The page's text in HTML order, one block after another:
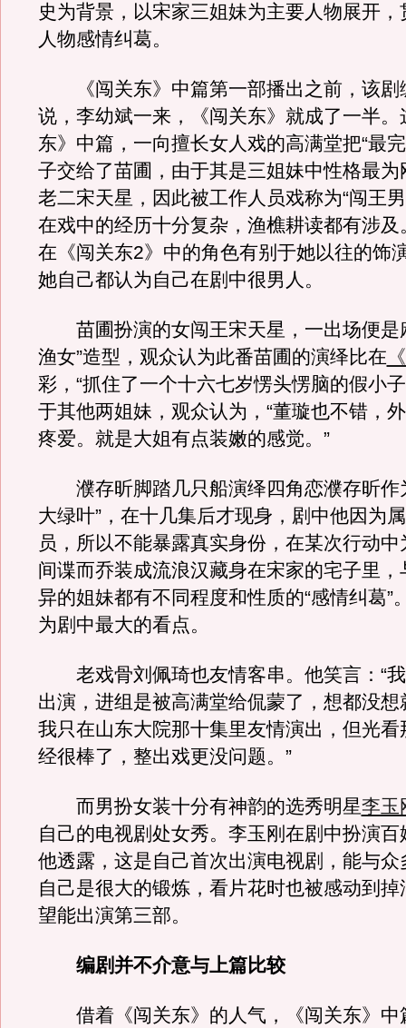
史为背景，以宋家三姐妹为主要人物展开
人物感情纠葛。
《闯关东》中篇第一部播出之前，该剧
说，李幼斌一来，《闯关东》就成了一半。
东》中篇，一向擅长女人戏的高满堂把“最
子交给了苗圃，由于其是三姐妹中性格最为
老二宋天星，因此被工作人员戏称为“闯王
在戏中的经历十分复杂，渔樵耕读都有涉及
在《闯关东2》中的角色有别于她以往的饰
她自己都认为自己在剧中很男人。
苗圃扮演的女闯王宋天星，一出场便是
渔女”造型，观众认为此番苗圃的演绎比在
彩，“抓住了一个十六七岁愣头愣脑的假小
于其他两姐妹，观众认为，“董璇也不错，
疼爱。就是大姐有点装嫩的感觉。”
濮存昕脚踏几只船演绎四角恋濮存昕作
大绿叶”，在十几集后才现身，剧中他因为
员，所以不能暴露真实身份，在某次行动
间谍而乔装成流浪汉藏身在宋家的宅子里，
异的姐妹都有不同程度和性质的“感情纠葛”
为剧中最大的看点。
老戏骨刘佩琦也友情客串。他笑言：“
出演，进组是被高满堂给侃蒙了，想都没想
我只在山东大院那十集里友情演出，但光看
经很棒了，整出戏更没问题。”
而男扮女装十分有神韵的选秀明星李玉
自己的电视剧处女秀。李玉刚在剧中扮演百
他透露，这是自己首次出演电视剧，能与众
自己是很大的锻炼，看片花时也被感动到
望能出演第三部。
编剧并不介意与上篇比较
借着《闯关东》的人气，《闯关东》中